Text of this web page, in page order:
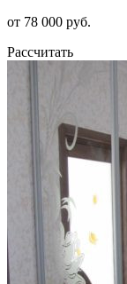
от 78 000 руб.
Рассчитать